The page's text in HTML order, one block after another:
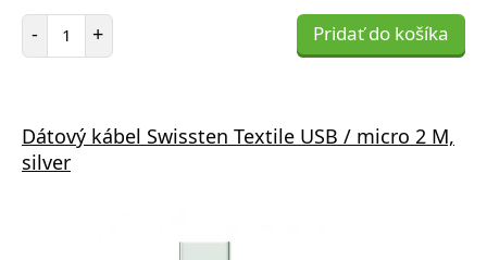
- Počet položiek
+ Pridať do košíka
Dátový kábel Swissten Textile USB / micro 2 M,
silver